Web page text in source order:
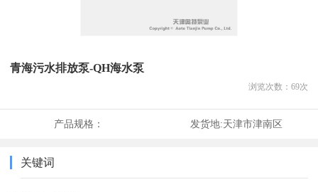
青海污水排放泵-QH海水泵
浏览次数： 69次
产品规格： 发货地:天津市津南区
关键词